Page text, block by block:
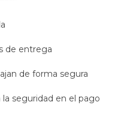
de entrega
de forma segura
seguridad en el pago